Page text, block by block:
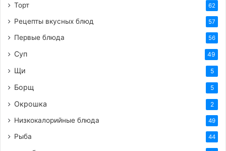
Перемешайте, чтобы каждый кусочек был
покрыт соусом.
приготовления может варьироваться в
зависимости от части мяса и размера
кусочков. Главное – чтобы телятина стала
Торт 62
Рецепты вкусных блюд 57
Первые блюда 56
Суп 49
Щи 5
Борщ 5
Окрошка 2
Низкокалорийные блюда 49
Рыба 44